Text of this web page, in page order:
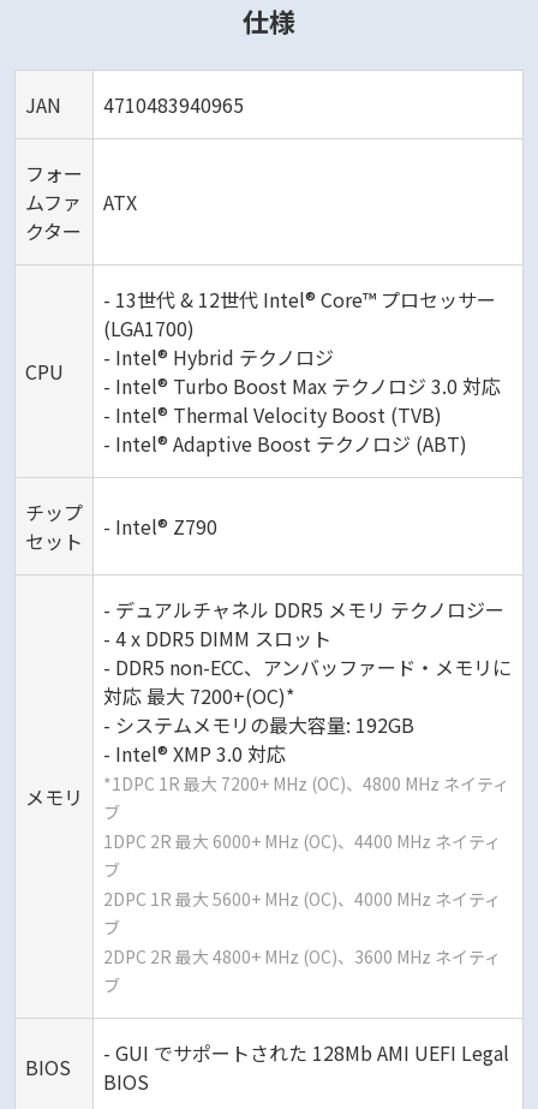
仕様
JAN 4710483940965
フォー
ムファ
クター
ATX
CPU
- 13世代 & 12世代 Intel® Core™ プロセッサー
(LGA1700)
- Intel® Hybrid テクノロジ
- Intel® Turbo Boost Max テクノロジ 3.0 対応
- Intel® Thermal Velocity Boost (TVB)
- Intel® Adaptive Boost テクノロジ (ABT)
チップ
セット
- Intel® Z790
メモリ
- デュアルチャネル DDR5 メモリ テクノロジー
- 4 x DDR5 DIMM スロット
- DDR5 non-ECC、アンバッファード・メモリに
対応 最大 7200+(OC)*
- システムメモリの最大容量: 192GB
- Intel® XMP 3.0 対応
*1DPC 1R 最大 7200+ MHz (OC)、4800 MHz ネイティ
ブ
1DPC 2R 最大 6000+ MHz (OC)、4400 MHz ネイティ
ブ
2DPC 1R 最大 5600+ MHz (OC)、4000 MHz ネイティ
ブ
2DPC 2R 最大 4800+ MHz (OC)、3600 MHz ネイティ
ブ
BIOS
- GUI でサポートされた 128Mb AMI UEFI Legal
BIOS